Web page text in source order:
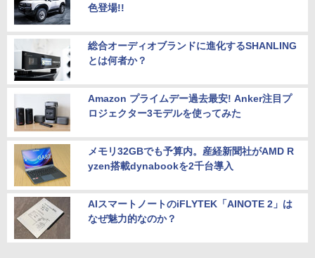
色登場!!
総合オーディオブランドに進化するSHANLING
とは何者か？
Amazon プライムデー過去最安! Anker注目プ
ロジェクター3モデルを使ってみた
メモリ32GBでも予算内。産経新聞社がAMD R
yzen搭載dynabookを2千台導入
AIスマートノートのiFLYTEK「AINOTE 2」は
なぜ魅力的なのか？